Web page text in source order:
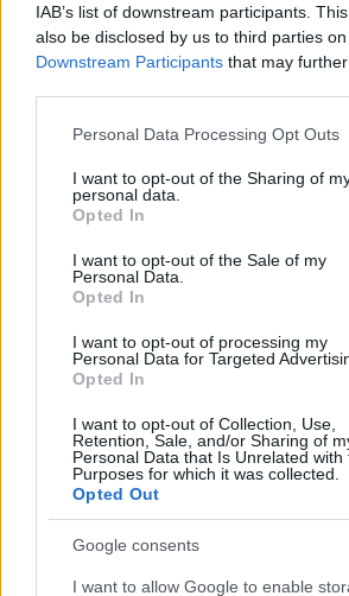
IAB’s list of downstream participants.
also be disclosed by us to third parties
Downstream Participants that may
Please note that this website/app uses
not limited to your visit or usage
grant or deny consent to Google and its
use your data for below specified
consent section.
Personal Data Processing Opt Outs
I want to opt-out of the Sharing of
personal data.
Opted In
I want to opt-out of the Sale of my
Personal Data.
Opted In
I want to opt-out of processing my
Personal Data for Targeted
Opted In
I want to opt-out of Collection, Use,
Retention, Sale, and/or Sharing of
Personal Data that Is Unrelated with
Purposes for which it was collected.
Opted Out
Google consents
I want to allow Google to enable
A Nagy Évem podcast nyolcadik
Barkóczi Noémi, énekes-
filmkészítő, akinek második
volt már most az egyik kedvenc
idén. Keresd az adást a Spotifyon, a
Podcastban, az Apple
podcasthallgató…